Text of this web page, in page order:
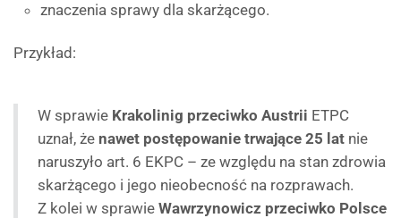
znaczenia sprawy dla skarżącego.
Przykład:
W sprawie Krakolinig przeciwko Austrii ETPC
uznał, że nawet postępowanie trwające 25 lat nie
naruszyło art. 6 EKPC – ze względu na stan zdrowia
skarżącego i jego nieobecność na rozprawach.
Z kolei w sprawie Wawrzynowicz przeciwko Polsce